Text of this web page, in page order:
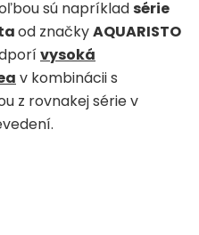
sú napríkladsérie
od značkyAQUARISTO
vysoká
v kombinácii s
z rovnakej série v